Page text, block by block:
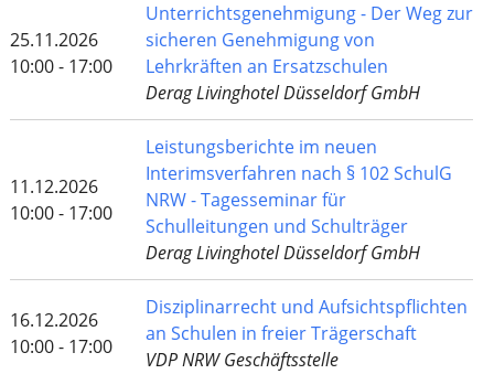
25.11.2026
10:00 - 17:00
Unterrichtsgenehmigung - Der Weg zur
sicheren Genehmigung von
Lehrkräften an Ersatzschulen
Derag Livinghotel Düsseldorf GmbH
11.12.2026
10:00 - 17:00
Leistungsberichte im neuen
Interimsverfahren nach § 102 SchulG
NRW - Tagesseminar für
Schulleitungen und Schulträger
Derag Livinghotel Düsseldorf GmbH
16.12.2026
10:00 - 17:00
Disziplinarrecht und Aufsichtspflichten
an Schulen in freier Trägerschaft
VDP NRW Geschäftsstelle